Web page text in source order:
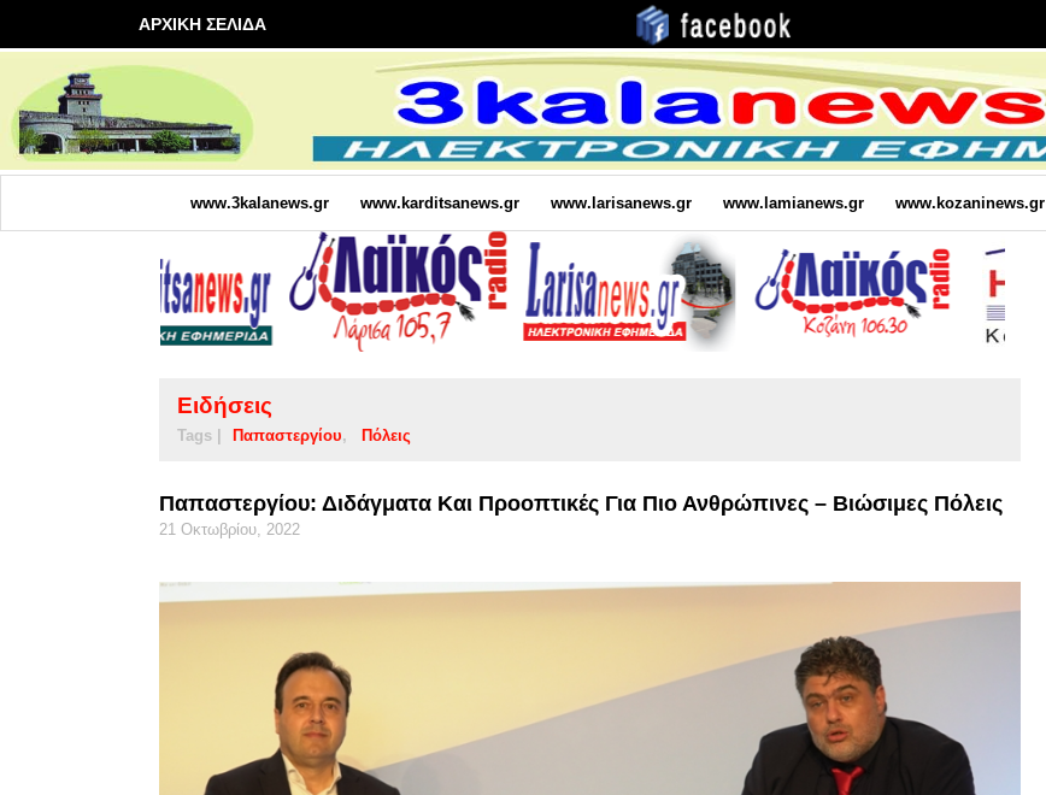
ΑΡΧΙΚΗ ΣΕΛΙΔΑ
www.3kalanews.gr www.karditsanews.gr www.larisanews.gr www.lamianews.gr www.kozaninews.gr
Ειδήσεις
Tags | Παπαστεργίου Πόλεις
Παπαστεργίου: Διδάγματα Και Προοπτικές Για Πιο Ανθρώπινες – Βιώσιμες Πόλεις
21 Οκτωβρίου, 2022